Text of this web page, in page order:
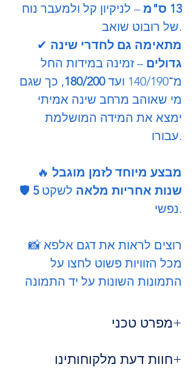
13 ס"מ
– לניקיון קל ולמעבר נוח
של רובוט שואב.
✔ מתאימה גם לחדרי שינה
גדולים – זמינה במידות החל
מ־140/190 ועד
180/200, כך שגם
מי שאוהב מרחב שינה אמיתי
ימצא את המידה המושלמת
עבורו.
🔥 מבצע מיוחד לזמן מוגבל
🛡️
5 שנות אחריות מלאה לשקט
נפשי.
📸 רוצים לראות את דגם אלפא
מכל הזוויות פשוט לחצו על
התמונות השונות על יד התמונה
מפרט טכני
עיצוב: צעיר, מודרני ומלא אופי
חוות דעת מלקוחותינו